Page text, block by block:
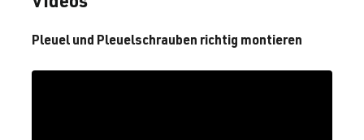
Pleuel und Pleuelschrauben richtig montieren